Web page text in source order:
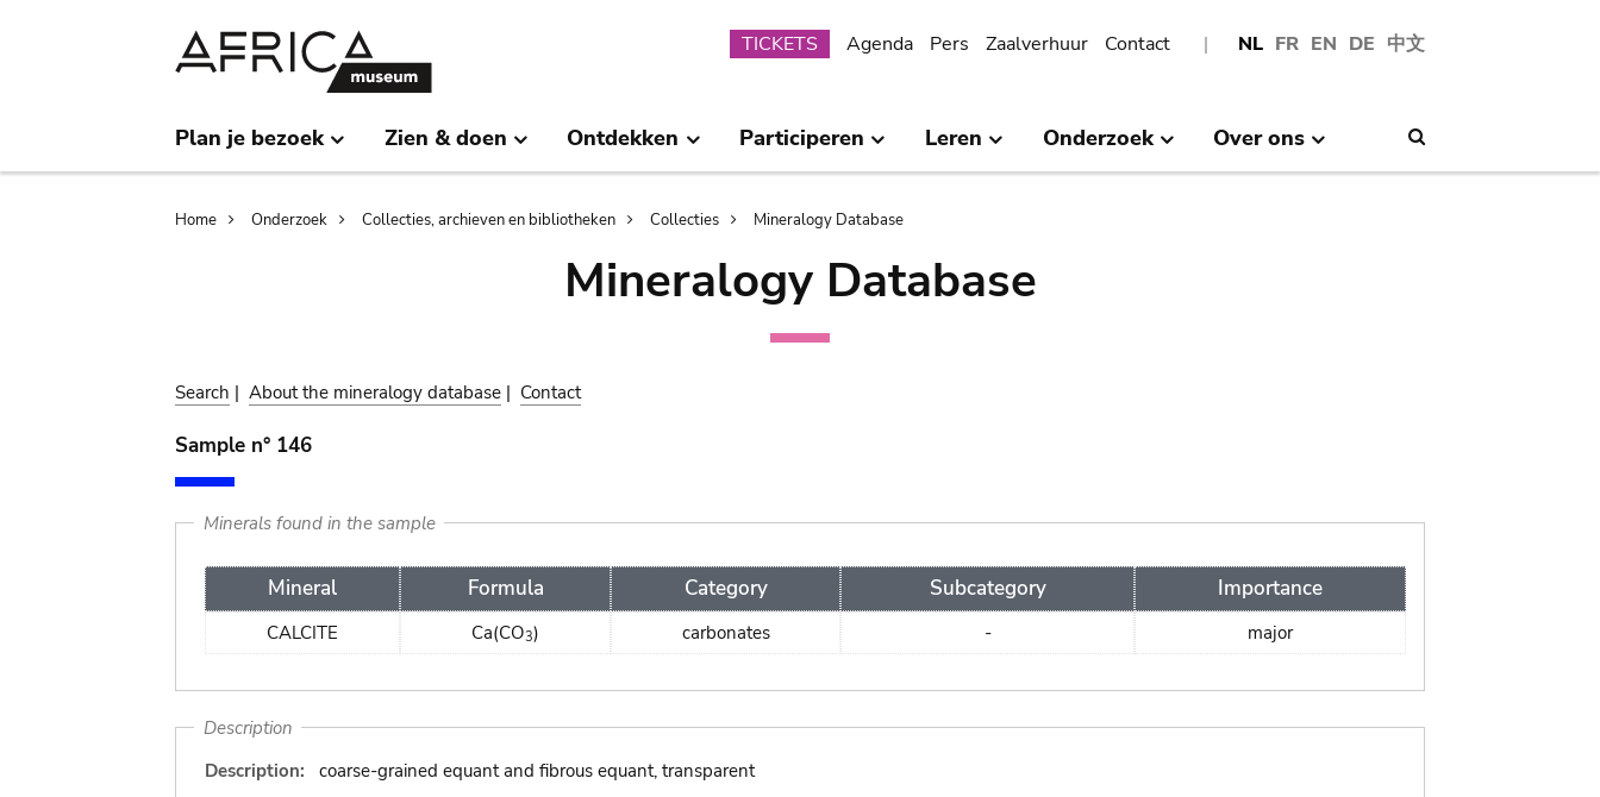
NL FR EN DE 中文
Submenu
TICKETS Agenda Pers Zaalverhuur Contact
Plan je bezoek Zien & doen Ontdekken Participeren Leren Onderzoek Over ons
Breadcrumb
Home Onderzoek Collecties, archieven en bibliotheken Collecties Mineralogy Database
Mineralogy Database
Search | About the mineralogy database | Contact
Sample n° 146
Minerals found in the sample
Mineral Formula Category Subcategory Importance
CALCITE Ca(CO3) carbonates - major
Description
Description:
coarse-grained equant and fibrous equant, transparent